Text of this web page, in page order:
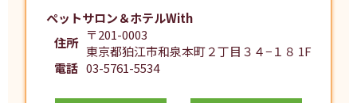
ペットサロン＆ホテルWith
住所 〒201-0003
東京都狛江市和泉本町２丁目３４−１８ 1F
電話 03-5761-5534